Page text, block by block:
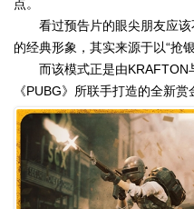
点。
看过预告片的眼尖朋友应
的经典形象，其实来源于以“抢
而该模式正是由
《PUBG》所联手打造的全新赏